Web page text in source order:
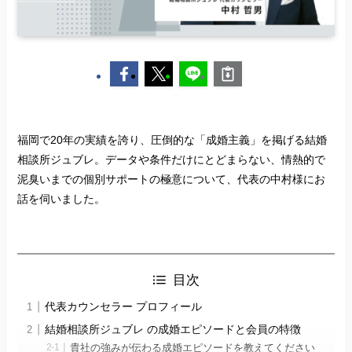
福岡で20年の実績を誇り、圧倒的な「成婚主義」を掲げる結婚
相談所ジュブレ。データや条件だけにとどまらない、情熱的で
泥臭いまでの個別サポートの極意について、代表の中村様にお
話を伺いました。
目次
代表カウンセラー プロフィール
結婚相談所ジュブレ の成婚エピソードと会員の特徴
貴社の強みが伝わる成婚エピソードを教えてください